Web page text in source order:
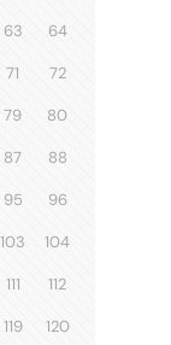
63 64
71 72
79 80
87 88
95 96
103 104
111 112
119 120